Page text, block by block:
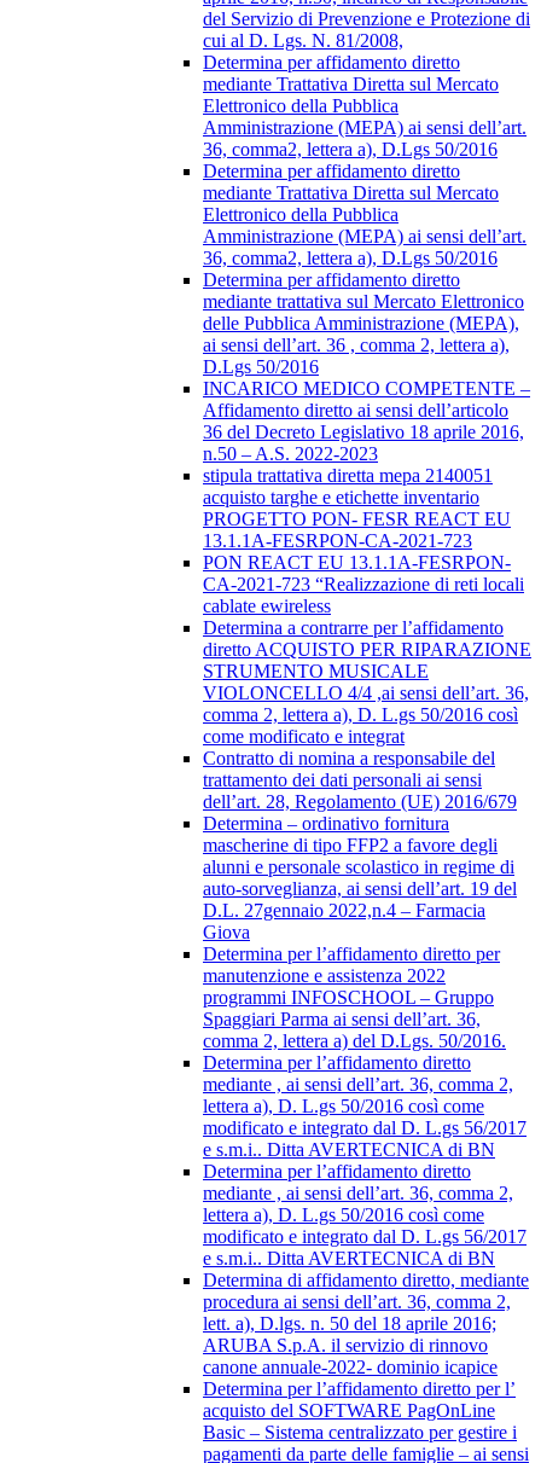
del Servizio di Prevenzione e Protezione di
cui al D. Lgs. N. 81/2008,
Determina per affidamento diretto
mediante Trattativa Diretta sul Mercato
Elettronico della Pubblica
Amministrazione (MEPA) ai sensi dell’art.
36, comma2, lettera a), D.Lgs 50/2016
Determina per affidamento diretto
mediante Trattativa Diretta sul Mercato
Elettronico della Pubblica
Amministrazione (MEPA) ai sensi dell’art.
36, comma2, lettera a), D.Lgs 50/2016
Determina per affidamento diretto
mediante trattativa sul Mercato Elettronico
delle Pubblica Amministrazione (MEPA),
ai sensi dell’art. 36 , comma 2, lettera a),
D.Lgs 50/2016
INCARICO MEDICO COMPETENTE –
Affidamento diretto ai sensi dell’articolo
36 del Decreto Legislativo 18 aprile 2016,
n.50 – A.S. 2022-2023
stipula trattativa diretta mepa 2140051
acquisto targhe e etichette inventario
PROGETTO PON- FESR REACT EU
13.1.1A-FESRPON-CA-2021-723
PON REACT EU 13.1.1A-FESRPON-
CA-2021-723 “Realizzazione di reti locali
cablate ewireless
Determina a contrarre per l’affidamento
diretto ACQUISTO PER RIPARAZIONE
STRUMENTO MUSICALE
VIOLONCELLO 4/4 ,ai sensi dell’art. 36,
comma 2, lettera a), D. L.gs 50/2016 così
come modificato e integrat
Contratto di nomina a responsabile del
trattamento dei dati personali ai sensi
dell’art. 28, Regolamento (UE) 2016/679
Determina – ordinativo fornitura
mascherine di tipo FFP2 a favore degli
alunni e personale scolastico in regime di
auto-sorveglianza, ai sensi dell’art. 19 del
D.L. 27gennaio 2022,n.4 – Farmacia
Giova
Determina per l’affidamento diretto per
manutenzione e assistenza 2022
programmi INFOSCHOOL – Gruppo
Spaggiari Parma ai sensi dell’art. 36,
comma 2, lettera a) del D.Lgs. 50/2016.
Determina per l’affidamento diretto
mediante , ai sensi dell’art. 36, comma 2,
lettera a), D. L.gs 50/2016 così come
modificato e integrato dal D. L.gs 56/2017
e s.m.i.. Ditta AVERTECNICA di BN
Determina per l’affidamento diretto
mediante , ai sensi dell’art. 36, comma 2,
lettera a), D. L.gs 50/2016 così come
modificato e integrato dal D. L.gs 56/2017
e s.m.i.. Ditta AVERTECNICA di BN
Determina di affidamento diretto, mediante
procedura ai sensi dell’art. 36, comma 2,
lett. a), D.lgs. n. 50 del 18 aprile 2016;
ARUBA S.p.A. il servizio di rinnovo
canone annuale-2022- dominio icapice
Determina per l’affidamento diretto per l’
acquisto del SOFTWARE PagOnLine
Basic – Sistema centralizzato per gestire i
pagamenti da parte delle famiglie – ai sensi